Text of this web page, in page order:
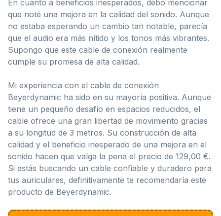
En cuanto a beneficios inesperados, debo mencionar
que noté una mejora en la calidad del sonido. Aunque
no estaba esperando un cambio tan notable, parecía
que el audio era más nítido y los tonos más vibrantes.
Supongo que este cable de conexión realmente
cumple su promesa de alta calidad.
Mi experiencia con el cable de conexión
Beyerdynamic ha sido en su mayoría positiva. Aunque
tiene un pequeño desafío en espacios reducidos, el
cable ofrece una gran libertad de movimiento gracias
a su longitud de 3 metros. Su construcción de alta
calidad y el beneficio inesperado de una mejora en el
sonido hacen que valga la pena el precio de 129,00 €.
Si estás buscando un cable confiable y duradero para
tus auriculares, definitivamente te recomendaría este
producto de Beyerdynamic.